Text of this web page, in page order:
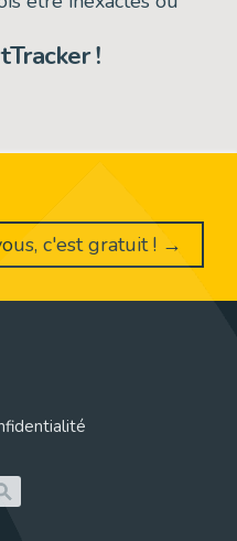
!
c'est gratuit ! →